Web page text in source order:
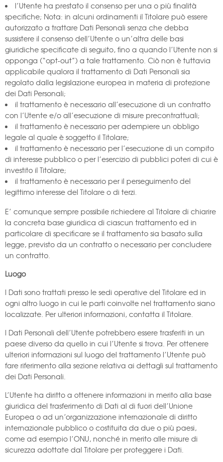
l’Utente ha prestato il consenso per una o più finalità
specifiche; Nota: in alcuni ordinamenti il Titolare può essere
autorizzato a trattare Dati Personali senza che debba
sussistere il consenso dell’Utente o un’altra delle basi
giuridiche specificate di seguito, fino a quando l’Utente non si
opponga (“opt-out”) a tale trattamento. Ciò non è tuttavia
applicabile qualora il trattamento di Dati Personali sia
regolato dalla legislazione europea in materia di protezione
dei Dati Personali;
il trattamento è necessario all’esecuzione di un contratto
con l’Utente e/o all’esecuzione di misure precontrattuali;
il trattamento è necessario per adempiere un obbligo
legale al quale è soggetto il Titolare;
il trattamento è necessario per l’esecuzione di un compito
di interesse pubblico o per l’esercizio di pubblici poteri di cui è
investito il Titolare;
il trattamento è necessario per il perseguimento del
legittimo interesse del Titolare o di terzi.
E’ comunque sempre possibile richiedere al Titolare di chiarire
la concreta base giuridica di ciascun trattamento ed in
particolare di specificare se il trattamento sia basato sulla
legge, previsto da un contratto o necessario per concludere
un contratto.
Luogo
I Dati sono trattati presso le sedi operative del Titolare ed in
ogni altro luogo in cui le parti coinvolte nel trattamento siano
localizzate. Per ulteriori informazioni, contatta il Titolare.
I Dati Personali dell’Utente potrebbero essere trasferiti in un
paese diverso da quello in cui l’Utente si trova. Per ottenere
ulteriori informazioni sul luogo del trattamento l’Utente può
fare riferimento alla sezione relativa ai dettagli sul trattamento
dei Dati Personali.
L’Utente ha diritto a ottenere informazioni in merito alla base
giuridica del trasferimento di Dati al di fuori dell’Unione
Europea o ad un’organizzazione internazionale di diritto
internazionale pubblico o costituita da due o più paesi,
come ad esempio l’ONU, nonché in merito alle misure di
sicurezza adottate dal Titolare per proteggere i Dati.